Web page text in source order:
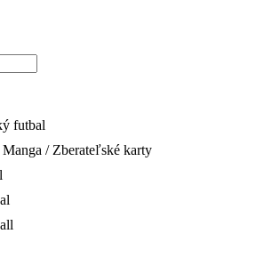
futbal
/ Zberateľské karty